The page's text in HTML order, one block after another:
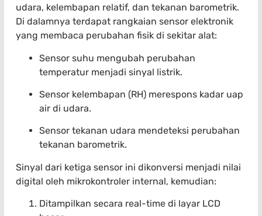
udara, kelembapan relatif, dan tekanan barometrik.
Di dalamnya terdapat rangkaian sensor elektronik
yang membaca perubahan fisik di sekitar alat:
Sensor suhu mengubah perubahan
temperatur menjadi sinyal listrik.
Sensor kelembapan (RH) merespons kadar uap
air di udara.
Sensor tekanan udara mendeteksi perubahan
tekanan barometrik.
Sinyal dari ketiga sensor ini dikonversi menjadi nilai
digital oleh mikrokontroler internal, kemudian:
Ditampilkan secara real-time di layar LCD